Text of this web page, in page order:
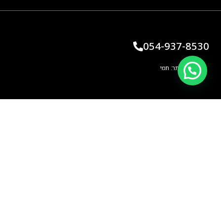
054-937-8530
בניית אתר: תמי
קליין